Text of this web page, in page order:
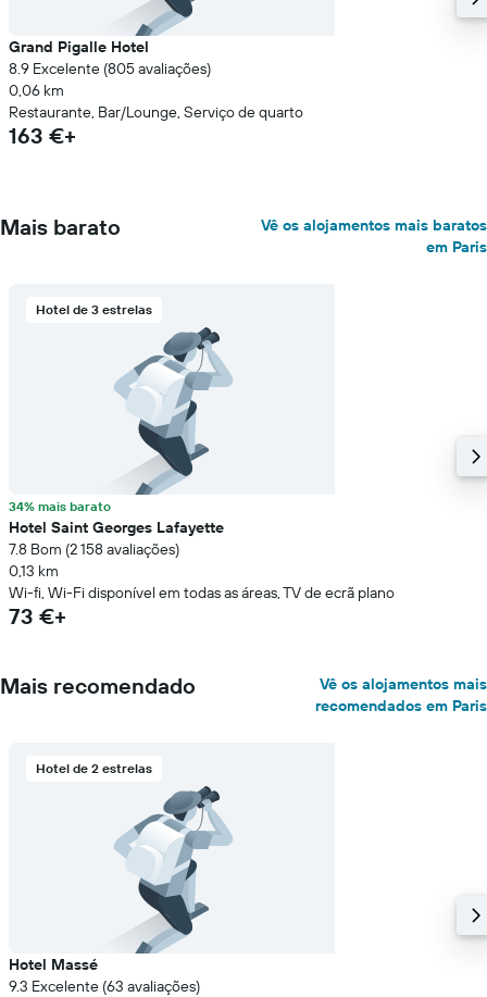
Grand Pigalle Hotel
8.9 Excelente (805 avaliações)
0,06 km
Restaurante, Bar/Lounge, Serviço de quarto
163 €+
Mais barato
Vê os alojamentos mais baratos
em Paris
Hotel de 3 estrelas
34% mais barato
Hotel Saint Georges Lafayette
7.8 Bom (2 158 avaliações)
0,13 km
Wi-fi, Wi-Fi disponível em todas as áreas, TV de ecrã plano
73 €+
Mais recomendado
Vê os alojamentos mais
recomendados em Paris
Hotel de 2 estrelas
Hotel Massé
9.3 Excelente (63 avaliações)